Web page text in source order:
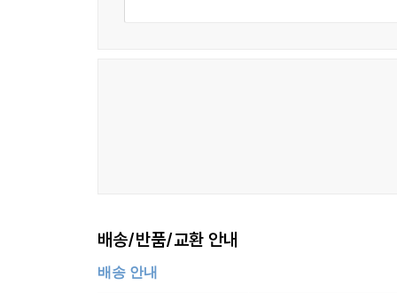
배송/반품/교환 안내
배송 안내